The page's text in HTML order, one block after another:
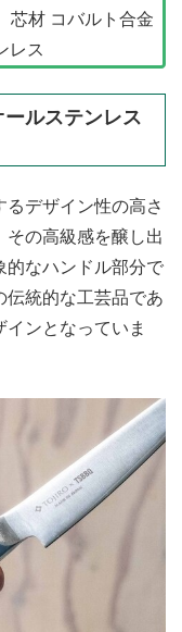
芯材 コバルト合金
レス
ルステンレス
デザイン性の高さ
その高級感を醸し出
的なハンドル部分で
伝統的な工芸品であ
ンとなっていま